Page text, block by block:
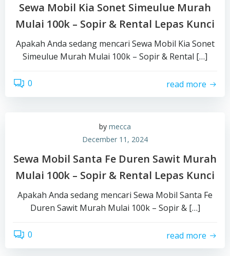
Sewa Mobil Kia Sonet Simeulue Murah
Mulai 100k – Sopir & Rental Lepas Kunci
Apakah Anda sedang mencari Sewa Mobil Kia Sonet
Simeulue Murah Mulai 100k – Sopir & Rental […]
0 read more
by mecca
December 11, 2024
Sewa Mobil Santa Fe Duren Sawit Murah
Mulai 100k – Sopir & Rental Lepas Kunci
Apakah Anda sedang mencari Sewa Mobil Santa Fe
Duren Sawit Murah Mulai 100k – Sopir & […]
0 read more